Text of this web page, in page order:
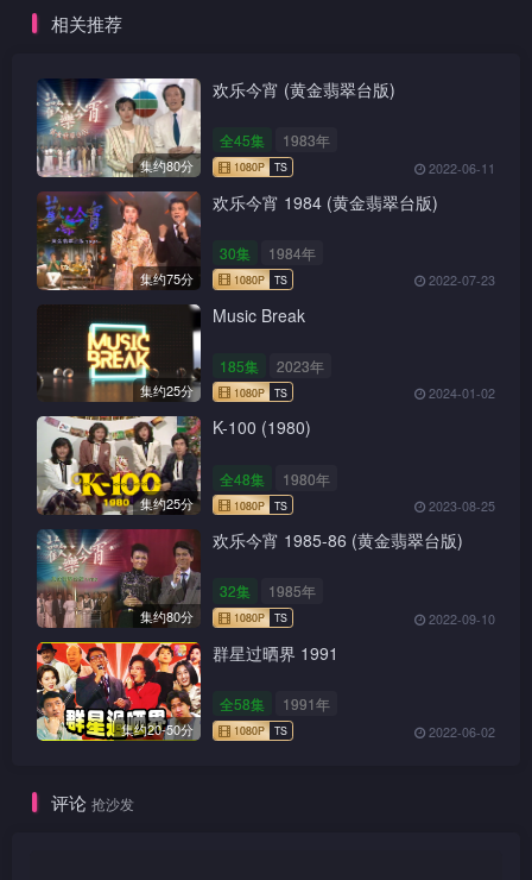
相关推荐
集约80分
欢乐今宵 (黄金翡翠台版)
全45集 1983年
2022-06-11
集约75分
欢乐今宵 1984 (黄金翡翠台版)
30集 1984年
2022-07-23
集约25分
Music Break
185集 2023年
2024-01-02
集约25分
K-100 (1980)
全48集 1980年
2023-08-25
集约80分
欢乐今宵 1985-86 (黄金翡翠台版)
32集 1985年
2022-09-10
集约20-50分
群星过晒界 1991
全58集 1991年
2022-06-02
评论 抢沙发